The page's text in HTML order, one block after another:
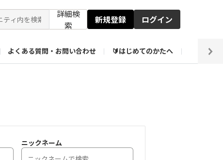
詳細検
索
新規登録 ログイン
よくある質問・お問い合わせ 🔰はじめてのかたへ 編集
ニックネーム